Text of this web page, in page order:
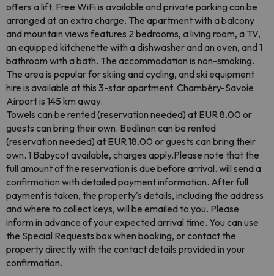
offers a lift. Free WiFi is available and private parking can be
arranged at an extra charge. The apartment with a balcony
and mountain views features 2 bedrooms, a living room, a TV,
an equipped kitchenette with a dishwasher and an oven, and 1
bathroom with a bath. The accommodation is non-smoking.
The area is popular for skiing and cycling, and ski equipment
hire is available at this 3-star apartment. Chambéry-Savoie
Airport is 145 km away.
Towels can be rented (reservation needed) at EUR 8.00 or
guests can bring their own. Bedlinen can be rented
(reservation needed) at EUR 18.00 or guests can bring their
own. 1 Babycot available, charges apply.Please note that the
full amount of the reservation is due before arrival. will send a
confirmation with detailed payment information. After full
payment is taken, the property's details, including the address
and where to collect keys, will be emailed to you. Please
inform in advance of your expected arrival time. You can use
the Special Requests box when booking, or contact the
property directly with the contact details provided in your
confirmation.